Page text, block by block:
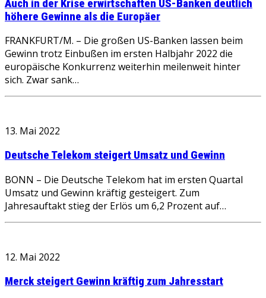
Auch in der Krise erwirtschaften US-Banken deutlich
höhere Gewinne als die Europäer
FRANKFURT/M. – Die großen US-Banken lassen beim
Gewinn trotz Einbußen im ersten Halbjahr 2022 die
europäische Konkurrenz weiterhin meilenweit hinter
sich. Zwar sank…
13. Mai 2022
Deutsche Telekom steigert Umsatz und Gewinn
BONN – Die Deutsche Telekom hat im ersten Quartal
Umsatz und Gewinn kräftig gesteigert. Zum
Jahresauftakt stieg der Erlös um 6,2 Prozent auf…
12. Mai 2022
Merck steigert Gewinn kräftig zum Jahresstart